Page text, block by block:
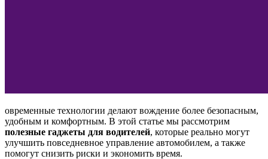
овременные технологии делают вождение более безопасным,
удобным и комфортным. В этой статье мы рассмотрим
полезные гаджеты для водителей, которые реально могут
улучшить повседневное управление автомобилем, а также
помогут снизить риски и экономить время.